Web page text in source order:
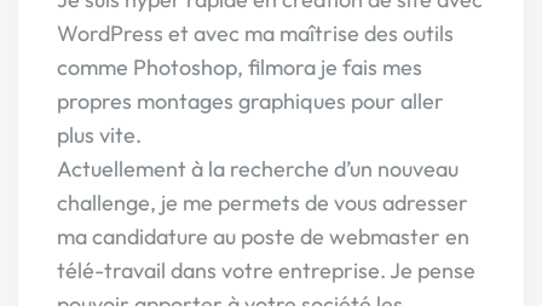
WordPress et avec ma maîtrise des outils
comme Photoshop, filmora je fais mes
propres montages graphiques pour aller
plus vite.
Actuellement à la recherche d’un nouveau
challenge, je me permets de vous adresser
ma candidature au poste de webmaster en
télé-travail dans votre entreprise. Je pense